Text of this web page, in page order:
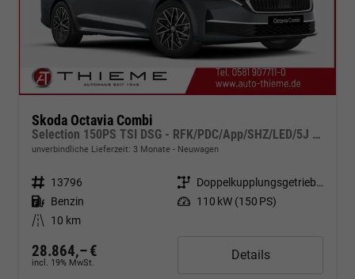
Skoda Octavia Combi
Selection 150PS TSI DSG - RFK/PDC/App/SHZ/LED/5J Garantie
unverbindliche Lieferzeit: 3 Monate Neuwagen
Fahrzeugnr. 13796 Getriebe
Doppelkupplungsgetriebe (DSG)
Kraftstoff Benzin Leistung 110 kW (150 PS)
Kilometerstand
10 km
28.864,– €
incl. 19% MwSt.
Details